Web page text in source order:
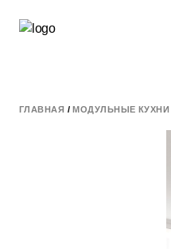
ГЛАВНАЯ /МОДУЛЬНЫЕ КУХНИ